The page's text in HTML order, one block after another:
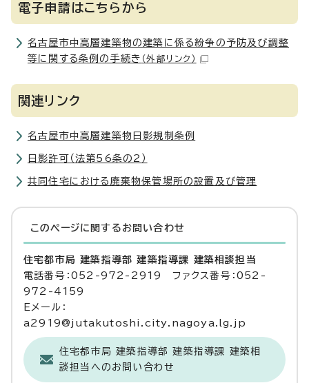
電子申請はこちらから
名古屋市中高層建築物の建築に係る紛争の予防及び調整
等に関する条例の手続き （外部リンク）
関連リンク
名古屋市中高層建築物日影規制条例
日影許可（法第56条の2）
共同住宅における廃棄物保管場所の設置及び管理
このページに関する お問い合わせ
住宅都市局 建築指導部 建築指導課 建築相談担当
電話番号：052-972-2919 ファクス番号：052-
972-4159
Eメール：
a2919@jutakutoshi.city.nagoya.lg.jp
住宅都市局 建築指導部 建築指導課 建築相
談担当へのお問い合わせ